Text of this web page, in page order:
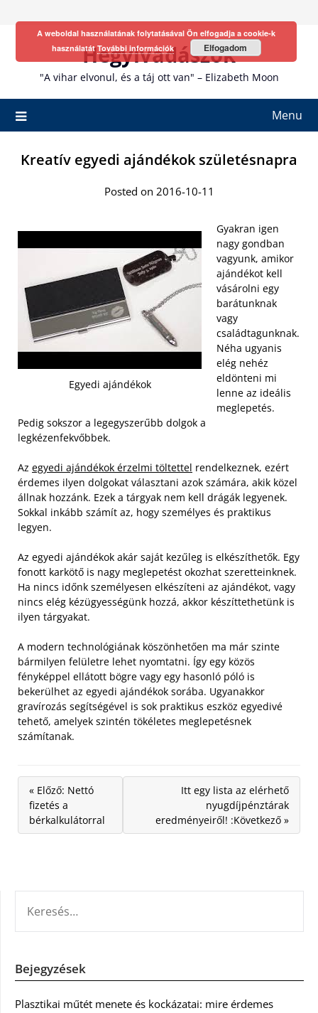
Hegyivadászok
"A vihar elvonul, és a táj ott van" – Elizabeth Moon
Menu
Kreatív egyedi ajándékok születésnapra
Posted on 2016-10-11
Egyedi ajándékok
Gyakran igen
nagy gondban
vagyunk, amikor
ajándékot kell
vásárolni egy
barátunknak
vagy
családtagunknak.
Néha ugyanis
elég nehéz
eldönteni mi
lenne az ideális
meglepetés.
Pedig sokszor a legegyszerűbb dolgok a
legkézenfekvőbbek.
Az egyedi ajándékok érzelmi töltettel rendelkeznek, ezért
érdemes ilyen dolgokat választani azok számára, akik közel
állnak hozzánk. Ezek a tárgyak nem kell drágák legyenek.
Sokkal inkább számít az, hogy személyes és praktikus
legyen.
Az egyedi ajándékok akár saját kezűleg is elkészíthetők. Egy
fonott karkötő is nagy meglepetést okozhat szeretteinknek.
Ha nincs időnk személyesen elkészíteni az ajándékot, vagy
nincs elég kézügyességünk hozzá, akkor készíttethetünk is
ilyen tárgyakat.
A modern technológiának köszönhetően ma már szinte
bármilyen felületre lehet nyomtatni. Így egy közös
fényképpel ellátott bögre vagy egy hasonló póló is
bekerülhet az egyedi ajándékok sorába. Ugyanakkor
gravírozás segítségével is sok praktikus eszköz egyedivé
tehető, amelyek szintén tökéletes meglepetésnek
számítanak.
« Előző: Nettó
fizetés a
bérkalkulátorral
Itt egy lista az elérhető
nyugdíjpénztárak
eredményeiről! :Következő »
Bejegyzések
Plasztikai műtét menete és kockázatai: mire érdemes
A weboldal használatának folytatásával Ön elfogadja a cookie-k
használatátTovábbi információk Elfogadom